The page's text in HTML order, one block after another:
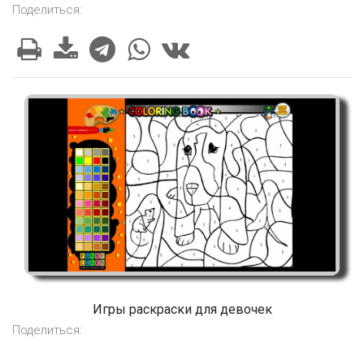
Поделиться:
Игры раскраски для девочек
Поделиться: